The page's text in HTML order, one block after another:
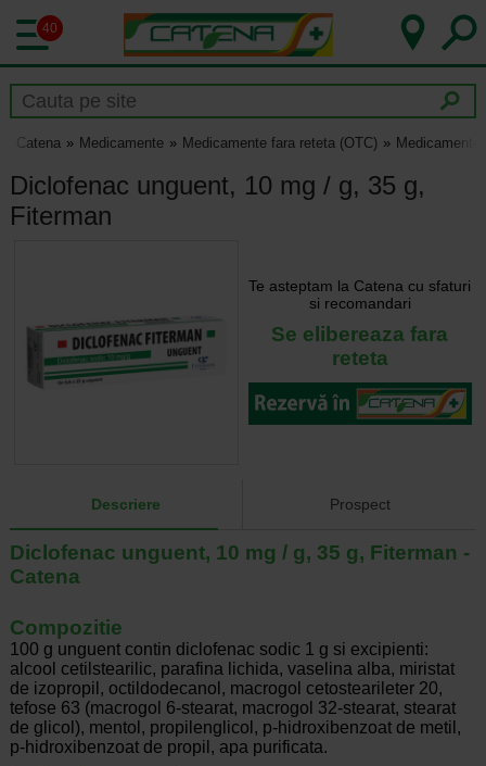
40
Catena Medicamente Medicamente fara reteta (OTC) Medicamente
Diclofenac unguent, 10 mg / g, 35 g,
Fiterman
Te asteptam la Catena cu sfaturi
si recomandari
Se elibereaza fara
reteta
Descriere Prospect
Diclofenac unguent, 10 mg / g, 35 g, Fiterman -
Catena
Compozitie
100 g unguent contin diclofenac sodic 1 g si excipienti:
alcool cetilstearilic, parafina lichida, vaselina alba, miristat
de izopropil, octildodecanol, macrogol cetostearileter 20,
tefose 63 (macrogol 6-stearat, macrogol 32-stearat, stearat
de glicol), mentol, propilenglicol, p-hidroxibenzoat de metil,
p-hidroxibenzoat de propil, apa purificata.